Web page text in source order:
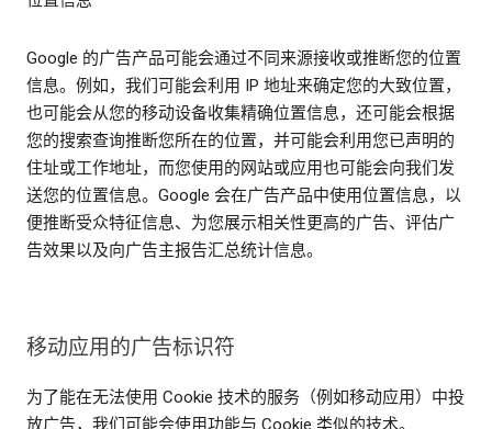
Google 的广告产品可能会通过不同来源接收或推断您的位置
信息。例如，我们可能会利用 IP 地址来确定您的大致位置，
也可能会从您的移动设备收集精确位置信息，还可能会根据
您的搜索查询推断您所在的位置，并可能会利用您已声明的
住址或工作地址，而您使用的网站或应用也可能会向我们发
送您的位置信息。Google 会在广告产品中使用位置信息，以
便推断受众特征信息、为您展示相关性更高的广告、评估广
告效果以及向广告主报告汇总统计信息。
移动应用的广告标识符
为了能在无法使用 Cookie 技术的服务（例如移动应用）中投
放广告，我们可能会使用功能与 Cookie 类似的技术。